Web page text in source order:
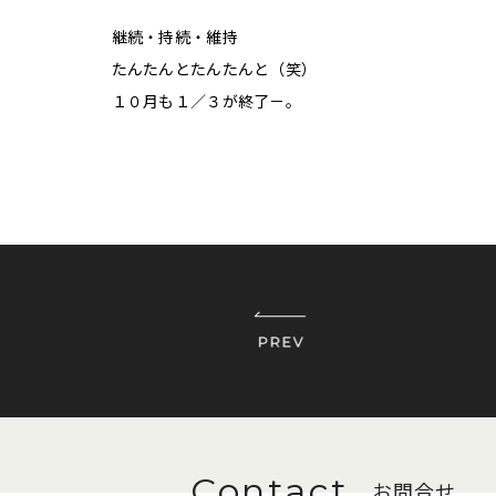
継続・持続・維持
たんたんとたんたんと（笑）
１０月も１／３が終了－。